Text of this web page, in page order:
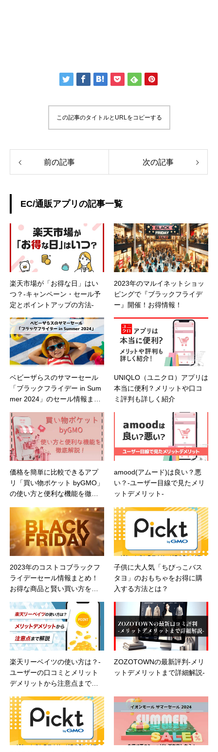
この記事のタイトルとURLをコピーする
前の記事 次の記事
EC/通販アプリの記事一覧
楽天市場が「お得な日」はい
つ？-キャンペーン・セール予
定とポイントアップの方法-
2023年のマルイネットショッ
ピングで『ブラックフライデ
ー』開催！お得情報！
ベビーザらスのサマーセール
「ブラックフライデー in Sum
mer 2024」のセール情報まと
UNIQLO（ユニクロ）アプリは
本当に便利？メリットや口コ
ミ評判も詳しく紹介
価格を簡単に比較できるアプ
リ「買い物ポケット byGMO」
の使い方と便利な機能を徹底
amood(アムード)は良い？悪
い？-ユーザー目線で見たメリ
ットデメリット-
2023年のコストコブラックフ
ライデーセール情報まとめ！
お得な商品と賢い買い方を徹
子供に大人気「ちびっこバス
タヨ」のおもちゃをお得に購
入する方法とは？
楽天リーベイツの使い方は？-
ユーザーの口コミとメリット
デメリットから注意点まで解
ZOZOTOWNの最新評判-メリ
ットデメリットまで詳細解説-